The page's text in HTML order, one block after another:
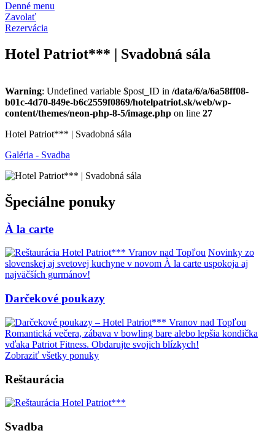
Denné menu
Zavolať
Rezervácia
Hotel Patriot*** | Svadobná sála
Warning: Undefined variable $post_ID in /data/6/a/6a58ff08-
b01c-4d70-849e-b6c2559f0869/hotelpatriot.sk/web/wp-
content/themes/neon-php-8-5/image.php on line 27
Hotel Patriot*** | Svadobná sála
Galéria - Svadba
Špeciálne ponuky
À la carte
Novinky zo
slovenskej aj svetovej kuchyne v novom À la carte uspokoja aj
najväčších gurmánov!
Darčekové poukazy
Romantická večera, zábava v bowling bare alebo lepšia kondička
vďaka Patriot Fitness. Obdarujte svojich blízkych!
Zobraziť všetky ponuky
Reštaurácia
Svadba